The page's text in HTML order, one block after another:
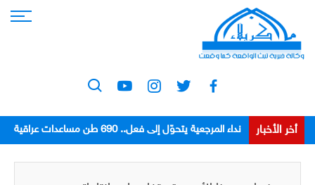
أخر الأخبار
نداء المرجعية يتحوّل إلى فعل.. 690 طن مساعدات عراقية